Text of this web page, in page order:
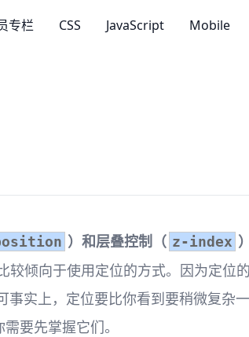
专栏 CSS JavaScript Mobile
）和层叠控制（ z-index ）
倾向于使用定位的方式。因为定位
实上，定位要比你看到要稍微复杂
要先掌握它们。